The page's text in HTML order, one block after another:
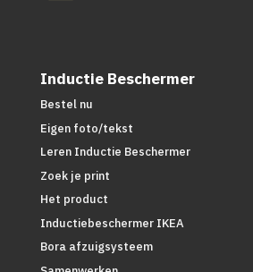
Inductie Beschermer
Bestel nu
Eigen foto/tekst
Leren Inductie Beschermer
Zoek je print
Het product
Inductiebeschermer IKEA
Bora afzuigsysteem